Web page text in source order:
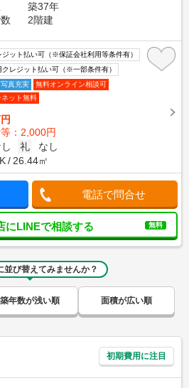
築37年
2階建
ジット払い可（※保証会社利用等条件有）
クレジット払い可（※一部条件有）
写真充実
無料オンライン相談可
ネット無料
：2,000円
礼
なし
26.44㎡
電話で問合せ
にLINEで相談する 無料
並び替えてみませんか？
築年数が浅い順 面積が広い順
初期費用に注目